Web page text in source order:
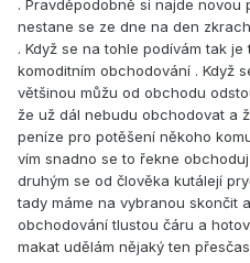
. Pravděpodobně si najde
nestane se ze dne na den
. Když se na tohle podívám tak
komoditním obchodování . Když
většinou můžu od obchodu
že už dál nebudu obchodovat a
peníze pro potěšení někoho
vím snadno se to řekne
druhým se od člověka kutálejí
tady máme na vybranou skončit
obchodování tlustou čáru a
makat udělám nějaký ten